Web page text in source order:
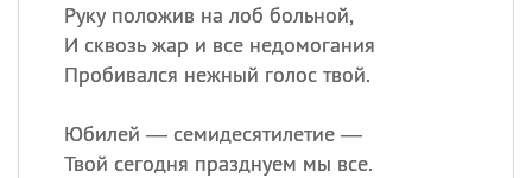
Руку положив на лоб больной,
И сквозь жар и все недомогания
Пробивался нежный голос твой.
Юбилей — семидесятилетие —
Твой сегодня празднуем мы все.